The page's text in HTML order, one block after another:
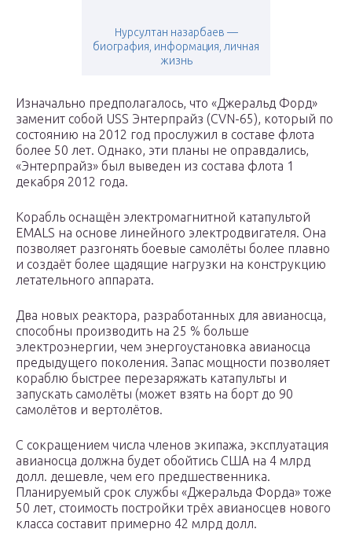
Нурсултан назарбаев —
биография, информация, личная
жизнь
Изначально предполагалось, что «Джеральд Форд»
заменит собой USS Энтерпрайз (CVN-65), который по
состоянию на 2012 год прослужил в составе флота
более 50 лет. Однако, эти планы не оправдались,
«Энтерпрайз» был выведен из состава флота 1
декабря 2012 года.
Корабль оснащён электромагнитной катапультой
EMALS на основе линейного электродвигателя. Она
позволяет разгонять боевые самолёты более плавно
и создаёт более щадящие нагрузки на конструкцию
летательного аппарата.
Два новых реактора, разработанных для авианосца,
способны производить на 25 % больше
электроэнергии, чем энергоустановка авианосца
предыдущего поколения. Запас мощности позволяет
кораблю быстрее перезаряжать катапульты и
запускать самолёты (может взять на борт до 90
самолётов и вертолётов.
С сокращением числа членов экипажа, эксплуатация
авианосца должна будет обойтись США на 4 млрд
долл. дешевле, чем его предшественника.
Планируемый срок службы «Джеральда Форда» тоже
50 лет, стоимость постройки трёх авианосцев нового
класса составит примерно 42 млрд долл.